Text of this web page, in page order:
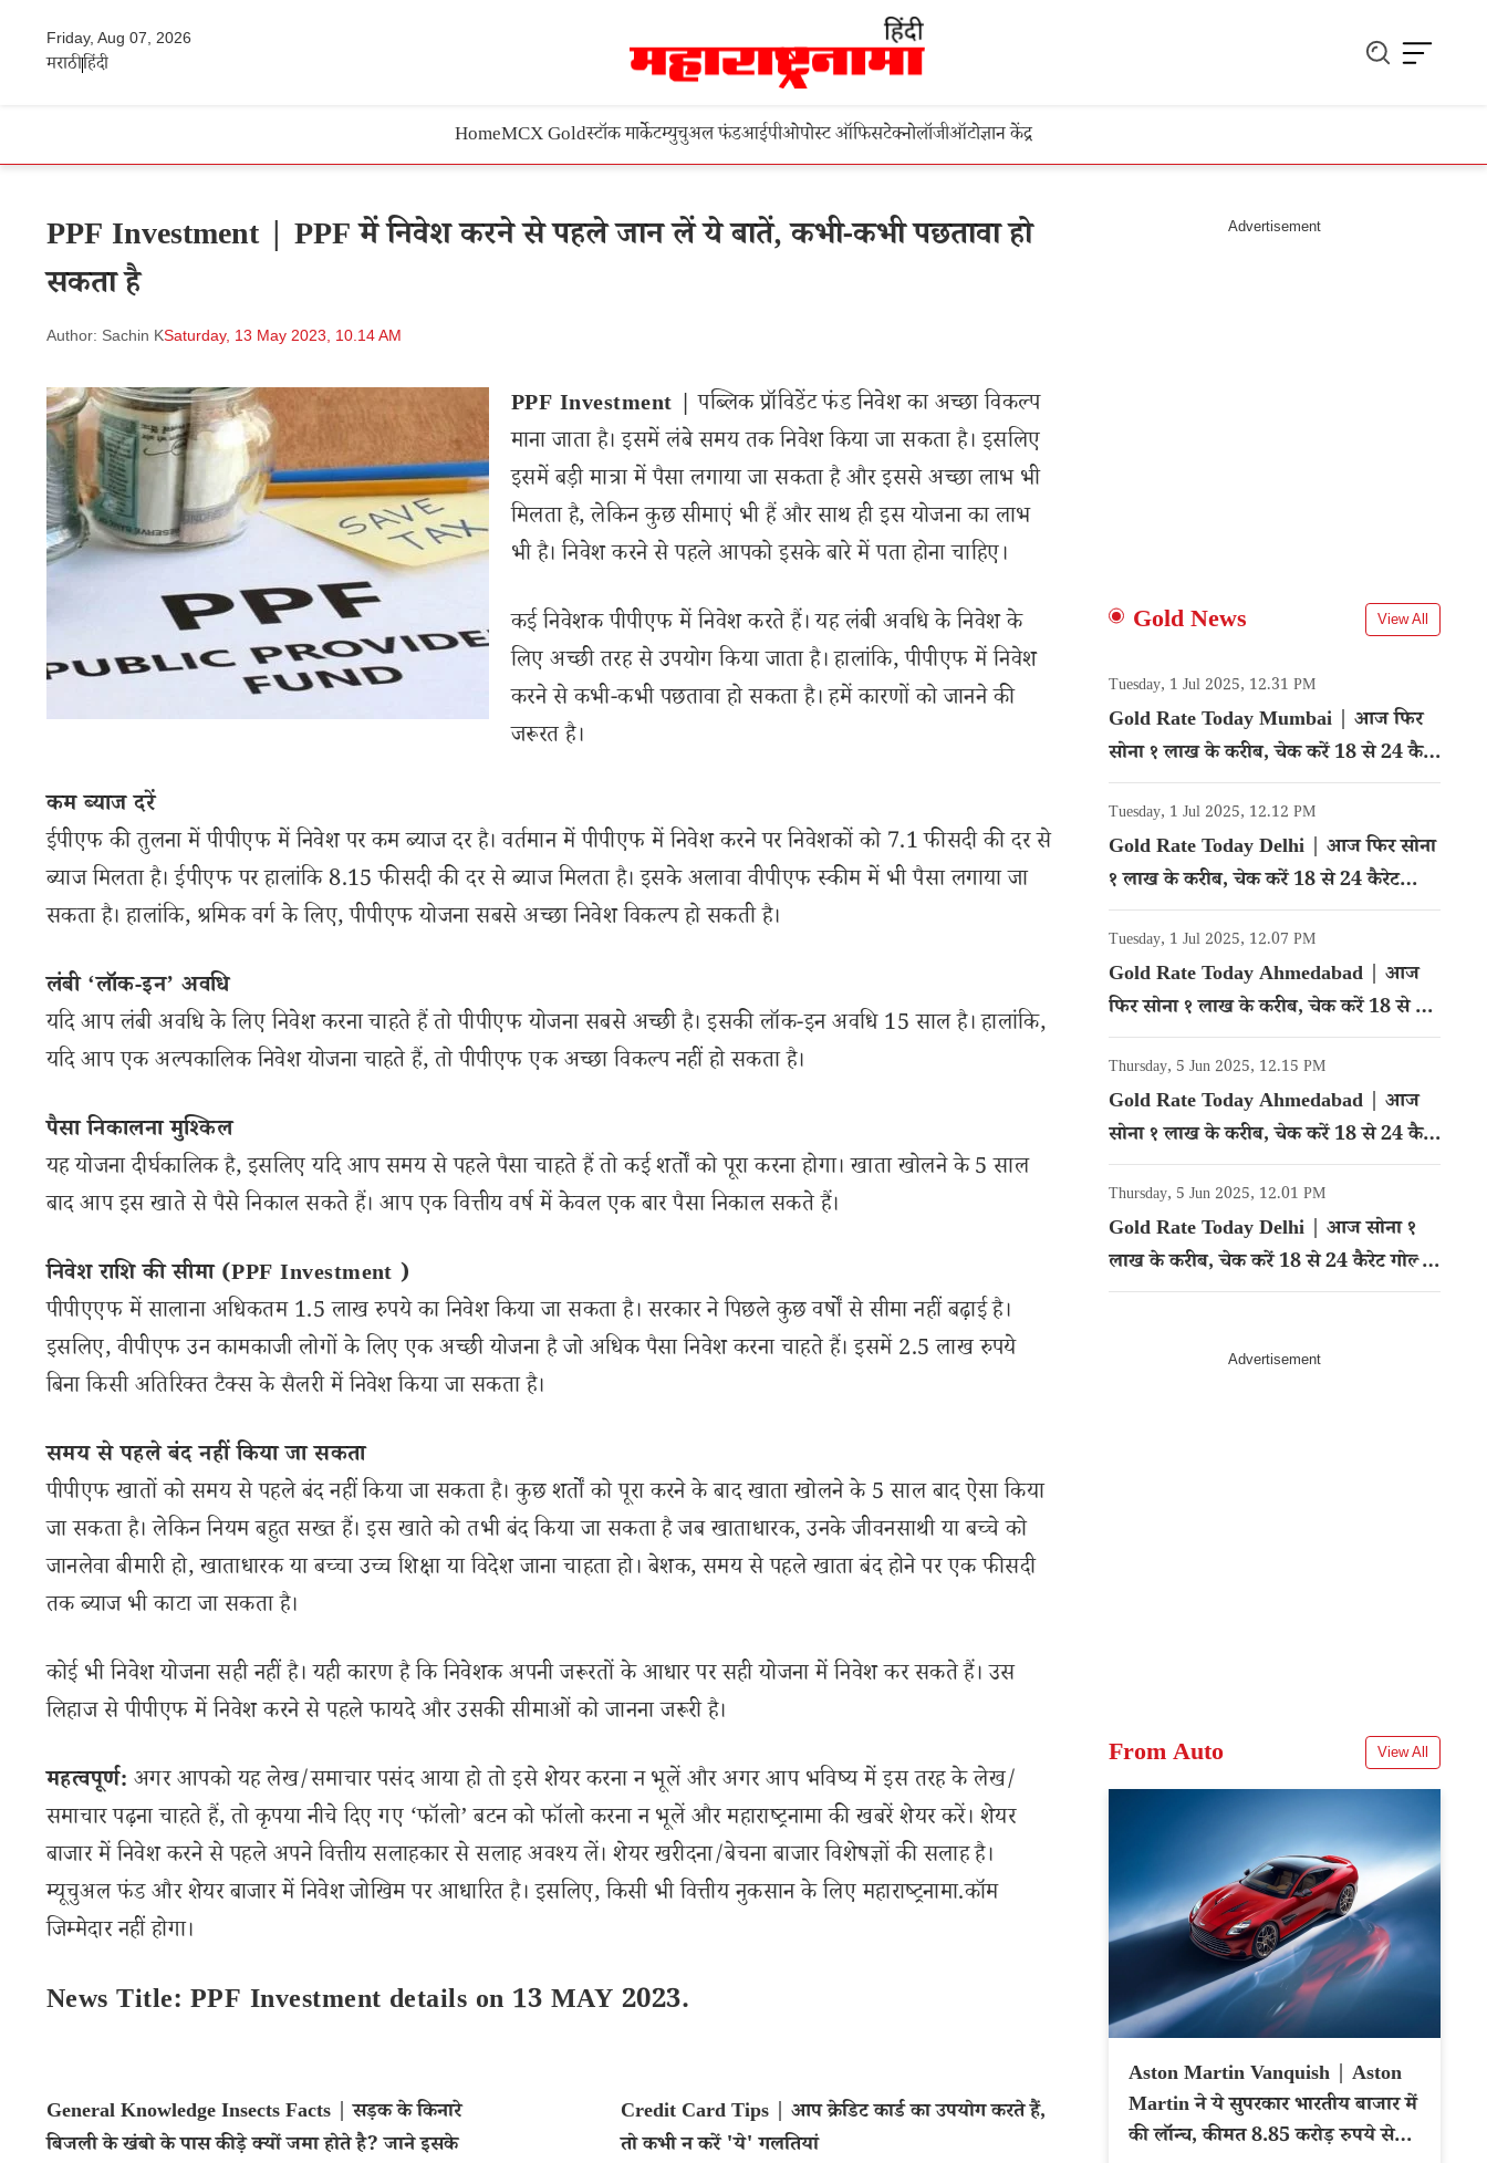
Friday, Aug 07, 2026
मराठीहिंदी
HomeMCX Goldस्टॉक मार्केटम्युचुअल फंडआईपीओपोस्ट ऑफिसटेक्नोलॉजीऑटोज्ञान केंद्र
PPF Investment | PPF में निवेश करने से पहले जान लें ये बातें, कभी-कभी पछतावा हो
सकता है
Author: Sachin KSaturday, 13 May 2023, 10.14 AM
PPF Investment | पब्लिक प्रॉविडेंट फंड निवेश का अच्छा विकल्प
माना जाता है। इसमें लंबे समय तक निवेश किया जा सकता है। इसलिए
इसमें बड़ी मात्रा में पैसा लगाया जा सकता है और इससे अच्छा लाभ भी
मिलता है, लेकिन कुछ सीमाएं भी हैं और साथ ही इस योजना का लाभ
भी है। निवेश करने से पहले आपको इसके बारे में पता होना चाहिए।
कई निवेशक पीपीएफ में निवेश करते हैं। यह लंबी अवधि के निवेश के
लिए अच्छी तरह से उपयोग किया जाता है। हालांकि, पीपीएफ में निवेश
करने से कभी-कभी पछतावा हो सकता है। हमें कारणों को जानने की
जरूरत है।
कम ब्याज दरें
ईपीएफ की तुलना में पीपीएफ में निवेश पर कम ब्याज दर है। वर्तमान में पीपीएफ में निवेश करने पर निवेशकों को 7.1 फीसदी की दर से
ब्याज मिलता है। ईपीएफ पर हालांकि 8.15 फीसदी की दर से ब्याज मिलता है। इसके अलावा वीपीएफ स्कीम में भी पैसा लगाया जा
सकता है। हालांकि, श्रमिक वर्ग के लिए, पीपीएफ योजना सबसे अच्छा निवेश विकल्प हो सकती है।
लंबी ‘लॉक-इन’ अवधि
यदि आप लंबी अवधि के लिए निवेश करना चाहते हैं तो पीपीएफ योजना सबसे अच्छी है। इसकी लॉक-इन अवधि 15 साल है। हालांकि,
यदि आप एक अल्पकालिक निवेश योजना चाहते हैं, तो पीपीएफ एक अच्छा विकल्प नहीं हो सकता है।
पैसा निकालना मुश्किल
यह योजना दीर्घकालिक है, इसलिए यदि आप समय से पहले पैसा चाहते हैं तो कई शर्तों को पूरा करना होगा। खाता खोलने के 5 साल
बाद आप इस खाते से पैसे निकाल सकते हैं। आप एक वित्तीय वर्ष में केवल एक बार पैसा निकाल सकते हैं।
निवेश राशि की सीमा (PPF Investment )
पीपीएएफ में सालाना अधिकतम 1.5 लाख रुपये का निवेश किया जा सकता है। सरकार ने पिछले कुछ वर्षों से सीमा नहीं बढ़ाई है।
इसलिए, वीपीएफ उन कामकाजी लोगों के लिए एक अच्छी योजना है जो अधिक पैसा निवेश करना चाहते हैं। इसमें 2.5 लाख रुपये
बिना किसी अतिरिक्त टैक्स के सैलरी में निवेश किया जा सकता है।
समय से पहले बंद नहीं किया जा सकता
पीपीएफ खातों को समय से पहले बंद नहीं किया जा सकता है। कुछ शर्तों को पूरा करने के बाद खाता खोलने के 5 साल बाद ऐसा किया
जा सकता है। लेकिन नियम बहुत सख्त हैं। इस खाते को तभी बंद किया जा सकता है जब खाताधारक, उनके जीवनसाथी या बच्चे को
जानलेवा बीमारी हो, खाताधारक या बच्चा उच्च शिक्षा या विदेश जाना चाहता हो। बेशक, समय से पहले खाता बंद होने पर एक फीसदी
तक ब्याज भी काटा जा सकता है।
कोई भी निवेश योजना सही नहीं है। यही कारण है कि निवेशक अपनी जरूरतों के आधार पर सही योजना में निवेश कर सकते हैं। उस
लिहाज से पीपीएफ में निवेश करने से पहले फायदे और उसकी सीमाओं को जानना जरूरी है।
महत्वपूर्ण: अगर आपको यह लेख/समाचार पसंद आया हो तो इसे शेयर करना न भूलें और अगर आप भविष्य में इस तरह के लेख/
समाचार पढ़ना चाहते हैं, तो कृपया नीचे दिए गए ‘फॉलो’ बटन को फॉलो करना न भूलें और महाराष्ट्रनामा की खबरें शेयर करें। शेयर
बाजार में निवेश करने से पहले अपने वित्तीय सलाहकार से सलाह अवश्य लें। शेयर खरीदना/बेचना बाजार विशेषज्ञों की सलाह है।
म्यूचुअल फंड और शेयर बाजार में निवेश जोखिम पर आधारित है। इसलिए, किसी भी वित्तीय नुकसान के लिए महाराष्ट्रनामा.कॉम
जिम्मेदार नहीं होगा।
News Title: PPF Investment details on 13 MAY 2023.
General Knowledge Insects Facts | सड़क के किनारे
बिजली के खंबो के पास कीड़े क्यों जमा होते है? जाने इसके
Credit Card Tips | आप क्रेडिट कार्ड का उपयोग करते हैं,
तो कभी न करें 'ये' गलतियां
Gold News View All
Tuesday, 1 Jul 2025, 12.31 PM
Gold Rate Today Mumbai | आज फिर
सोना १ लाख के करीब, चेक करें 18 से 24 कैरेट
गोल्ड का रेट
Tuesday, 1 Jul 2025, 12.12 PM
Gold Rate Today Delhi | आज फिर सोना
१ लाख के करीब, चेक करें 18 से 24 कैरेट
गोल्ड का रेट
Tuesday, 1 Jul 2025, 12.07 PM
Gold Rate Today Ahmedabad | आज
फिर सोना १ लाख के करीब, चेक करें 18 से 24
कैरेट गोल्ड का रेट
Thursday, 5 Jun 2025, 12.15 PM
Gold Rate Today Ahmedabad | आज
सोना १ लाख के करीब, चेक करें 18 से 24 कैरेट
गोल्ड का रेट
Thursday, 5 Jun 2025, 12.01 PM
Gold Rate Today Delhi | आज सोना १
लाख के करीब, चेक करें 18 से 24 कैरेट गोल्ड
का रेट
From Auto View All
Aston Martin Vanquish | Aston
Martin ने ये सुपरकार भारतीय बाजार में
की लॉन्च, कीमत 8.85 करोड़ रुपये से